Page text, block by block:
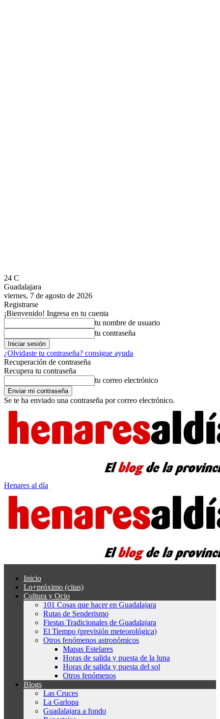
24 C
Guadalajara
viernes, 7 de agosto de 2026
Registrarse
¡Bienvenido! Ingresa en tu cuenta
tu nombre de usuario
tu contraseña
¿Olvidaste tu contraseña? consigue ayuda
Recuperación de contraseña
Recupera tu contraseña
tu correo electrónico
Se te ha enviado una contraseña por correo electrónico.
Henares al día
Inicio
Lo+próximo (citas)
Cultura y Ocio
101 Cosas que hacer en Guadalajara
Rutas de Senderismo
Fiestas Tradicionales de Guadalajara
El Tiempo (previsión meteorológica)
Otros fenómenos astronómicos
Mapas Estelares
Horas de salida y puesta de la luna
Horas de salida y puesta del sol
Otros fenómenos
Blogs
Las Cruces
La Garlopa
Guadalajara a fondo